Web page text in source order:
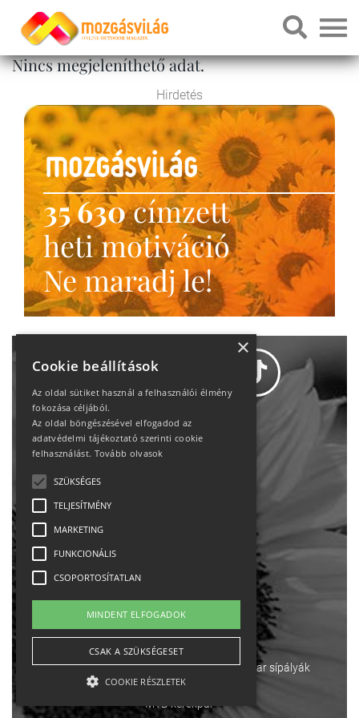
Nincs megjeleníthető adat.
Hirdetés
35 630címzett
heti motiváció
Ne maradj le!
Adatvédelem
Impresszum-kapcsolat
English
Ebike Osztrák sípályák Magyar sípályák
MTB kerékpár
×
Cookie beállítások
Az oldal sütiket használ a felhasználói élmény
fokozása céljából.
Az oldal böngészésével elfogadod az
adatvédelmi tájékoztató szerinti cookie
felhasználást. Tovább olvasok
SZÜKSÉGES
TELJESÍTMÉNY
MARKETING
FUNKCIONÁLIS
CSOPORTOSÍTATLAN
MINDENT ELFOGADOK
CSAK A SZÜKSÉGESET
COOKIE RÉSZLETEK